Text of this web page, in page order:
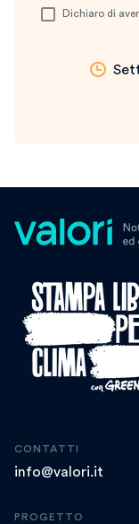
Dichiaro di
CONTATTI
info@valori.it
PROGETTO